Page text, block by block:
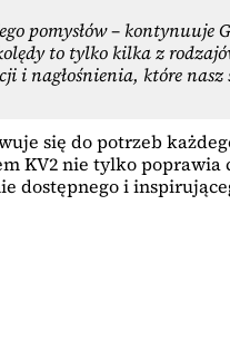
pomysłów – kontynuuje
to tylko kilka z
nagłośnienia, które nasz
się do potrzeb
KV2 nie tylko
dostępnego i